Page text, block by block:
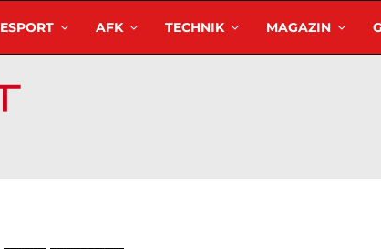
ESPORT AFK TECHNIK MAGAZIN